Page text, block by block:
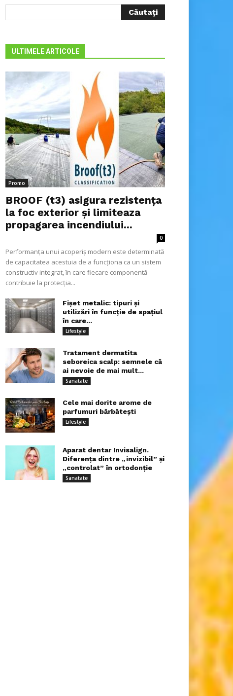
ULTIMELE ARTICOLE
Promo
BROOF (t3) asigura rezistența
la foc exterior și limiteaza
propagarea incendiului...
0
Performanța unui acoperiș modern este determinată
de capacitatea acestuia de a funcționa ca un sistem
constructiv integrat, în care fiecare componentă
contribuie la protecția...
Fișet metalic: tipuri și
utilizări în funcție de spațiul
în care...
Lifestyle
Tratament dermatita
seboreica scalp: semnele că
ai nevoie de mai mult...
Sanatate
Cele mai dorite arome de
parfumuri bărbătești
Lifestyle
Aparat dentar Invisalign.
Diferența dintre „invizibil” și
„controlat” în ortodonție
Sanatate